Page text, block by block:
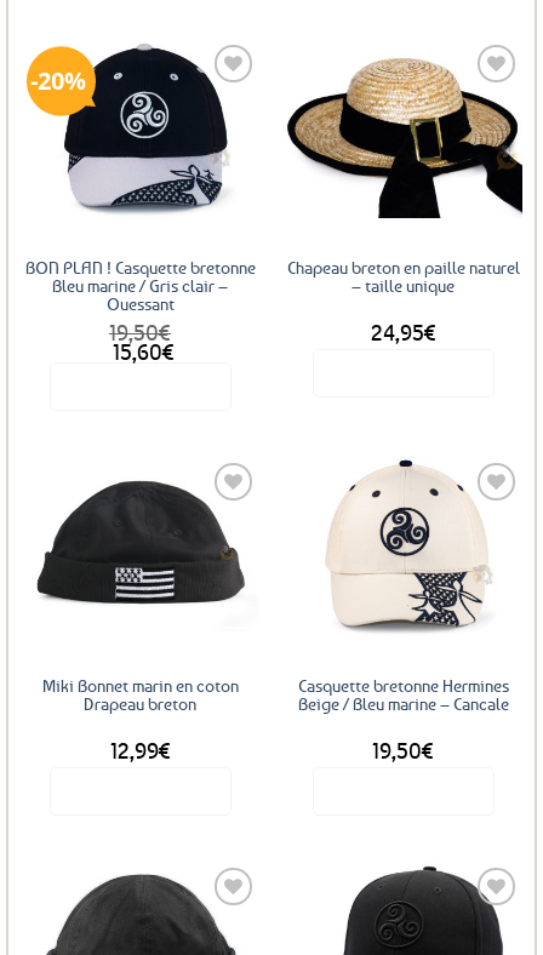
20%
Ajouter
aux
favoris
BON PLAN ! Casquette bretonne
Bleu marine / Gris clair –
Ouessant
19,50€
Le
prix
15,60€
Le
prix
Ajouter
aux
favoris
Chapeau breton en paille naturel
– taille unique
24,95€
Ajouter
favoris
Miki Bonnet marin en coton
Drapeau breton
12,99€
aux
favoris
Casquette bretonne Hermines
Beige / Bleu marine – Cancale
19,50€